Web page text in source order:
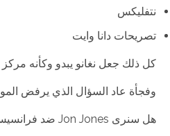
نتفليكس
تصريحات دانا وايت
كل ذلك جعل نغانو يبدو وكأنه
وفجأة عاد السؤال الذي يرفض
هل سنرى Jon Jones ضد فرانسيس نغانو يوماً ما؟